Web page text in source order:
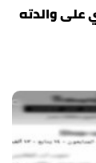
والدته